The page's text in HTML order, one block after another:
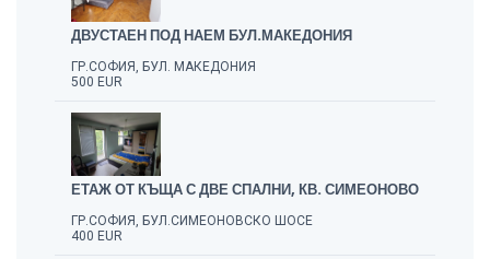
ДВУСТАЕН ПОД НАЕМ БУЛ.МАКЕДОНИЯ
ГР.СОФИЯ, БУЛ. МАКЕДОНИЯ
500 EUR
ЕТАЖ ОТ КЪЩА С ДВЕ СПАЛНИ, КВ. СИМЕОНОВО
ГР.СОФИЯ, БУЛ.СИМЕОНОВСКО ШОСЕ
400 EUR